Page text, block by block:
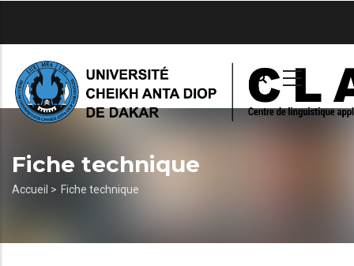
principal
Fiche technique
Fil
Accueil > Fiche technique